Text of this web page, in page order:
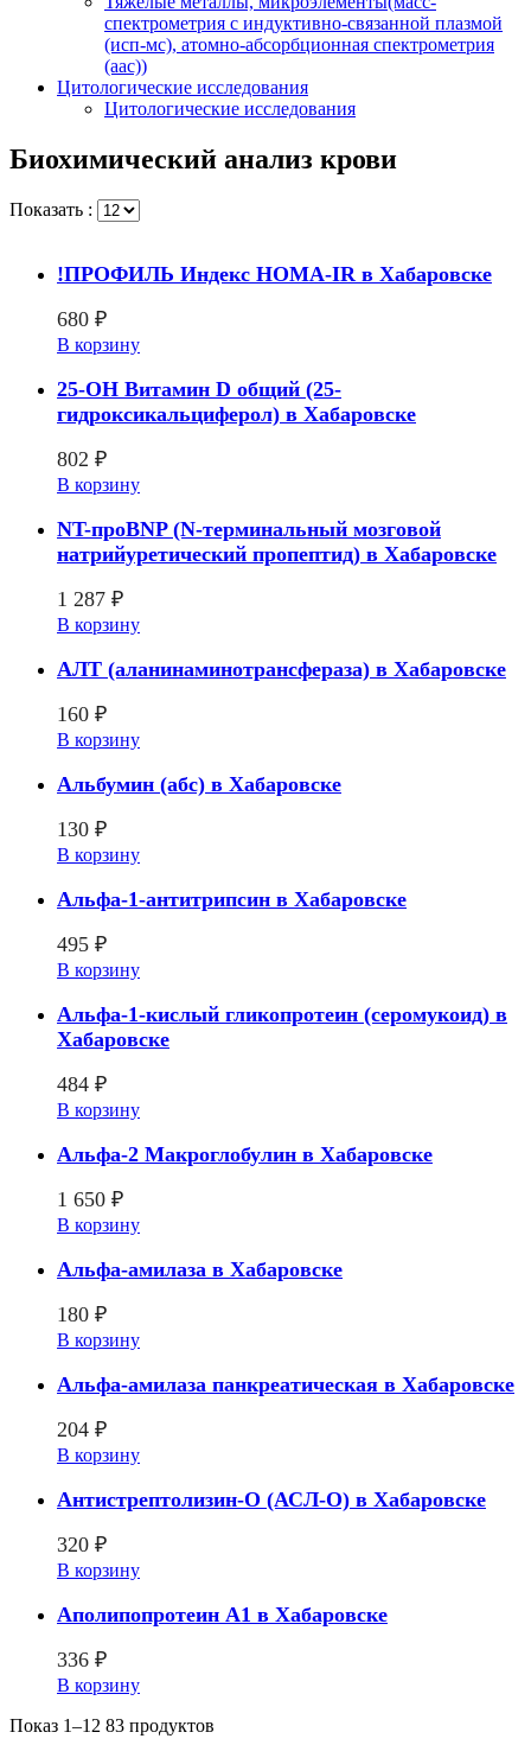
спектрометрия с индуктивно-связанной плазмой
(исп-мс), атомно-абсорбционная спектрометрия
(аас))
Цитологические исследования
Цитологические исследования
Биохимический анализ крови
Показать :
!ПРОФИЛЬ Индекс HOMA-IR в Хабаровске
680 ₽
В корзину
25-ОН Витамин D общий (25-
гидроксикальциферол) в Хабаровске
802 ₽
В корзину
NT-проBNP (N-терминальный мозговой
натрийуретический пропептид) в Хабаровске
1 287 ₽
В корзину
АЛТ (аланинаминотрансфераза) в Хабаровске
160 ₽
В корзину
Альбумин (абс) в Хабаровске
130 ₽
В корзину
Альфа-1-антитрипсин в Хабаровске
495 ₽
В корзину
Альфа-1-кислый гликопротеин (серомукоид) в
Хабаровске
484 ₽
В корзину
Альфа-2 Макроглобулин в Хабаровске
1 650 ₽
В корзину
Альфа-амилаза в Хабаровске
180 ₽
В корзину
Альфа-амилаза панкреатическая в Хабаровске
204 ₽
В корзину
Антистрептолизин-О (АСЛ-О) в Хабаровске
320 ₽
В корзину
Аполипопротеин А1 в Хабаровске
336 ₽
В корзину
Показ 1–12 83 продуктов